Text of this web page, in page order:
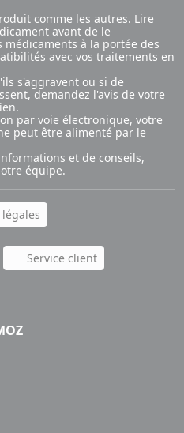
comme les autres. Lire
avant de le
médicaments à la portée des
avec vos traitements en
s'aggravent ou si de
demandez l'avis de votre
par voie électronique, votre
peut être alimenté par le
et de conseils,
équipe.
Service client